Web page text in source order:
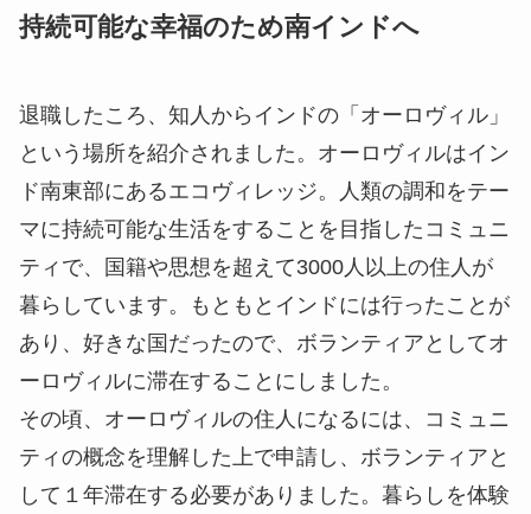
持続可能な幸福のため南インドへ
退職したころ、知人からインドの「オーロヴィル」
という場所を紹介されました。オーロヴィルはイン
ド南東部にあるエコヴィレッジ。人類の調和をテー
マに持続可能な生活をすることを目指したコミュニ
ティで、国籍や思想を超えて3000人以上の住人が
暮らしています。もともとインドには行ったことが
あり、好きな国だったので、ボランティアとしてオ
ーロヴィルに滞在することにしました。
その頃、オーロヴィルの住人になるには、コミュニ
ティの概念を理解した上で申請し、ボランティアと
して１年滞在する必要がありました。暮らしを体験